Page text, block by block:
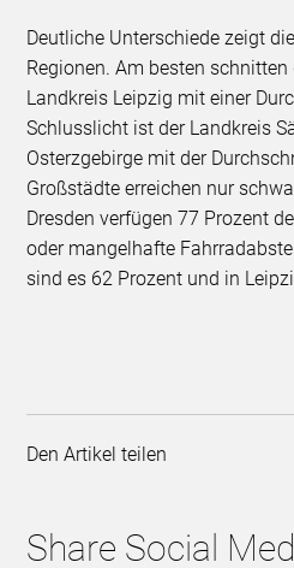
Deutliche Unterschiede zeigt
Regionen. Am besten
Landkreis Leipzig mit einer
Schlusslicht ist der Landkreis
Osterzgebirge mit der
Großstädte erreichen nur
Dresden verfügen 77 Prozent
oder mangelhafte
sind es 62 Prozent und in
Den Artikel teilen
Share Social